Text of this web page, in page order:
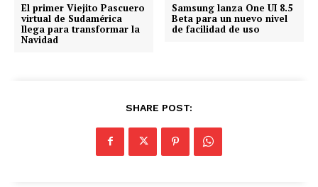
El primer Viejito Pascuero
virtual de Sudamérica
llega para transformar la
Navidad
Samsung lanza One UI 8.5
Beta para un nuevo nivel
de facilidad de uso
SHARE POST: